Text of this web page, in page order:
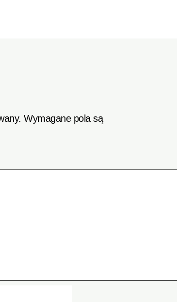
Wymagane pola są